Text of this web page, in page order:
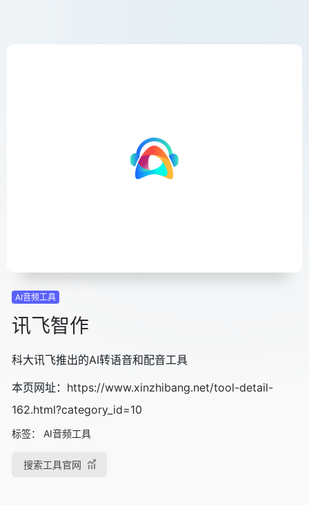
AI音频工具
讯飞智作
科大讯飞推出的AI转语音和配音工具
本页网址： https://www.xinzhibang.net/tool-detail-
162.html?category_id=10
标签： AI音频工具
搜索工具官网